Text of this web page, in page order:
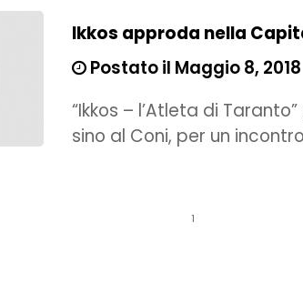
Ikkos approda nella
Postato il Maggio 8, 2018
“Ikkos – l’Atleta di
sino al Coni, per un
1